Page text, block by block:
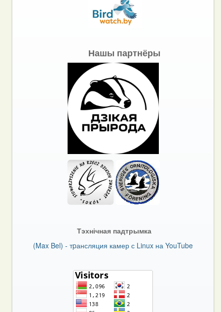
Нашы партнёры
Тэхнічная падтрымка
(Max Bel) - тpансляция камер с Linux на YouTube